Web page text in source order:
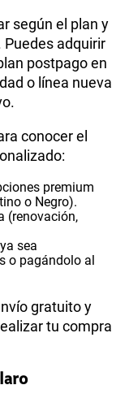
según el plan y
Puedes adquirir
postpago en
o línea nueva
conocer el
premium
o Negro).
(renovación,
sea
o pagándolo al
gratuito y
tu compra